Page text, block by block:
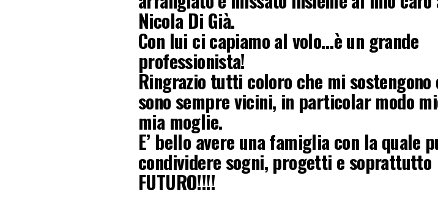
Nicola Di Già.
Con lui ci capiamo al volo…è un grande
professionista!
Ringrazio tutti coloro che mi sostengono
sono sempre vicini, in particolar modo
mia moglie.
E’ bello avere una famiglia con la quale
condividere sogni, progetti e soprattutto
FUTURO!!!!